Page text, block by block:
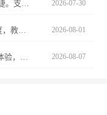
2026-07-30
Google浏览器缓存过多会影响网页加载速度，教程提供清理操作技巧，帮助用户加速网页访问，提高浏览效率。 2026-08-01
Chrome浏览器插件功能升级可能影响使用体验，本教程分享详细操作步骤和经验，帮助用户顺利完成升级，保持浏览器稳定性。 2026-08-07